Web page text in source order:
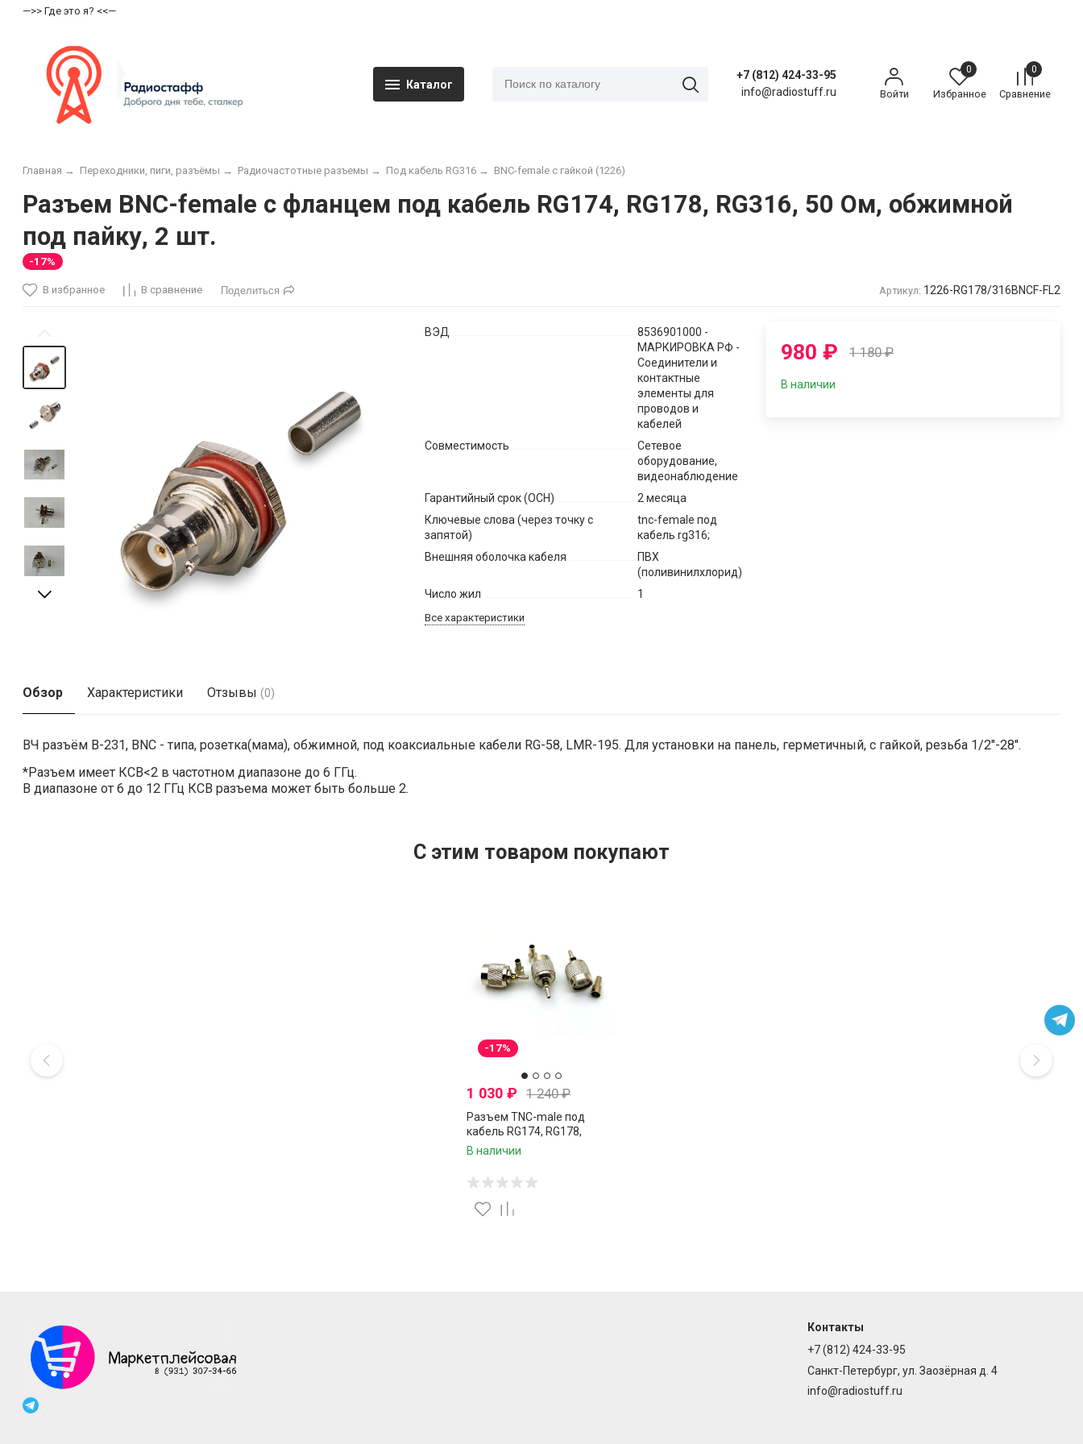
—>> Где это я? <<—
Каталог
+7 (812) 424-33-95
info@radiostuff.ru
Войти
0
Избранное
0
Сравнение
Главная → Переходники, пиги, разъёмы → Радиочастотные разъемы → Под кабель RG316 → BNC-female с гайкой (1226)
Разъем BNC-female с фланцем под кабель RG174, RG178, RG316, 50 Ом, обжимной
под пайку, 2 шт.
-17%
В избранное В сравнение Поделиться Артикул: 1226-RG178/316BNCF-FL2
ВЭД
8536901000 -
МАРКИРОВКА РФ -
Соединители и
контактные
элементы для
проводов и
кабелей
Совместимость
Сетевое
оборудование,
видеонаблюдение
Гарантийный срок (ОСН)
2 месяца
Ключевые слова (через точку с
запятой)
tnc-female под
кабель rg316;
Внешняя оболочка кабеля
ПВХ
(поливинилхлорид)
Число жил
1
Все характеристики
980₽ 1 180₽
В наличии
Обзор Характеристики Отзывы (0)
ВЧ разъём B-231, BNC - типа, розетка(мама), обжимной, под коаксиальные кабели RG-58, LMR-195. Для установки на панель, герметичный, с гайкой, резьба 1/2"-28".
*Разъем имеет КСВ<2 в частотном диапазоне до 6 ГГц.
В диапазоне от 6 до 12 ГГц КСВ разъема может быть больше 2.
C этим товаром покупают
-17%
1 030 ₽ 1 240₽
Разъем TNC-male под
кабель RG174, RG178,
RG316, 50 Ом, обжимной
В наличии
Контакты
+7 (812) 424-33-95
Санкт-Петербург, ул. Заозёрная д. 4
info@radiostuff.ru